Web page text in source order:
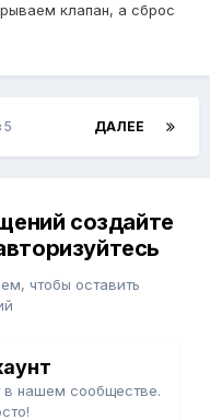
клапан, а сброс
ДАЛЕЕ
5
создайте
чтобы оставить
в нашем сообществе.